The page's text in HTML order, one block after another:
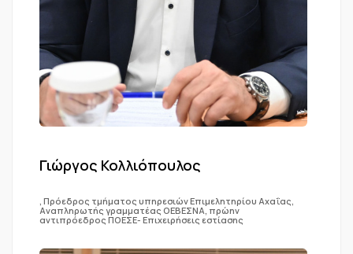
Γιώργος Κολλιόπουλος
, Πρόεδρος τμήματος υπηρεσιών Επιμελητηρίου Αχαΐας,
Αναπληρωτής γραμματέας ΟΕΒΕΣΝΑ, πρώην
αντιπρόεδρος ΠΟΕΣΕ- Επιχειρήσεις εστίασης